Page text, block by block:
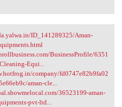
ID
ID_141289325/Aman-
BusinessProfile/6351
Equi...
company/fd0747e82b9fa02
aman-cle...
36523199-aman-
pvt-ltd...